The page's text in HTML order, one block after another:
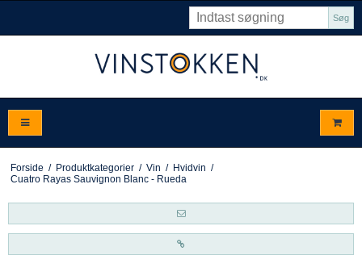
Søg
Forside / Produktkategorier / Vin / Hvidvin /
Cuatro Rayas Sauvignon Blanc - Rueda